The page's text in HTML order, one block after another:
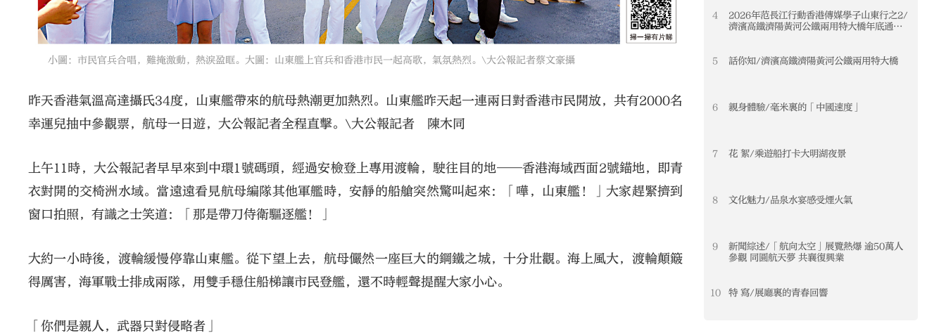
小圖：市民官兵合唱，難掩激動，熱淚盈眶。大圖：山東艦上官兵和香港市民一起高歌，氣氛熱烈。\大公報記者蔡文豪攝
昨天香港氣溫高達攝氏34度，山東艦帶來的航母熱潮更加熱烈。山東艦昨天起一連兩日對香港市民開放，共有2000名
幸運兒抽中參觀票，航母一日遊，大公報記者全程直擊。\大公報記者 陳木同
上午11時，大公報記者早早來到中環1號碼頭，經過安檢登上專用渡輪，駛往目的地——香港海域西面2號錨地，即青
衣對開的交椅洲水域。當遠遠看見航母編隊其他軍艦時，安靜的船艙突然驚叫起來：「嘩，山東艦！」大家趕緊擠到
窗口拍照，有識之士笑道：「那是帶刀侍衛驅逐艦！」
大約一小時後，渡輪緩慢停靠山東艦。從下望上去，航母儼然一座巨大的鋼鐵之城，十分壯觀。海上風大，渡輪顛簸
得厲害，海軍戰士排成兩隊，用雙手穩住船梯讓市民登艦，還不時輕聲提醒大家小心。
「你們是親人，武器只對侵略者」
4
2026年范長江行動香港傳媒學子山東行之2/
濟濱高鐵濟陽黃河公鐵兩用特大橋年底通車
5 話你知/濟濱高鐵濟陽黃河公鐵兩用特大橋
6 親身體驗/毫米裏的「中國速度」
7 花 絮/乘遊船打卡大明湖夜景
8 文化魅力/品泉水宴感受煙火氣
9
新聞綜述/「航向太空」展覽熱爆 逾50萬人
參觀 同圓航天夢 共襄復興業
10 特 寫/展廳裏的青春回響